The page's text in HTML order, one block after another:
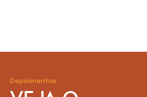
Depoimentos